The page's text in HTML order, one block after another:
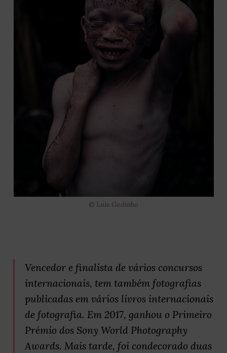
© Luís Godinho
Vencedor e finalista de vários concursos
internacionais, tem também fotografias
publicadas em vários livros internacionais
de fotografia. Em 2017, ganhou o Primeiro
Prémio dos Sony World Photography
Awards. Mais tarde, foi condecorado duas